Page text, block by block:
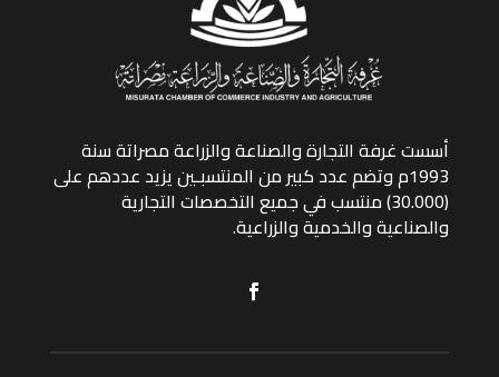
أسست غرفة التجارة والصناعة والزراعة مصراتة سنة
1993م وتضم عدد كبير من المنتسبـين يزيد عددهم على
(30.000) منتسب في جميع التخصصات التجارية
والصناعية والخدمية والزراعية.